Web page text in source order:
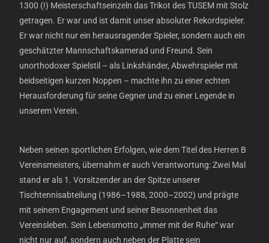
1300 (!) Meisterschaftseinzeln das Trikot des TUSEM mit Stolz
getragen. Er war und ist damit unser absoluter Rekordspieler.
Er war nicht nur ein herausragender Spieler, sondern auch ein
geschätzter Mannschaftskamerad und Freund. Sein
unorthodoxer Spielstil – als Linkshänder, Abwehrspieler mit
beidseitigen kurzen Noppen – machte ihn zu einer echten
Herausforderung für seine Gegner und zu einer Legende in
unserem Verein.
Neben seinen sportlichen Erfolgen, wie dem Titel des Herren B
Vereinsmeisters, übernahm er auch Verantwortung: Zwei Mal
stand er als 1. Vorsitzender an der Spitze unserer
Tischtennisabteilung (1986–1988, 2000–2002) und prägte
mit seinem Engagement und seiner Besonnenheit das
Vereinsleben. Sein Lebensmotto „immer mit der Ruhe“ war
nicht nur auf, sondern auch neben der Platte sein